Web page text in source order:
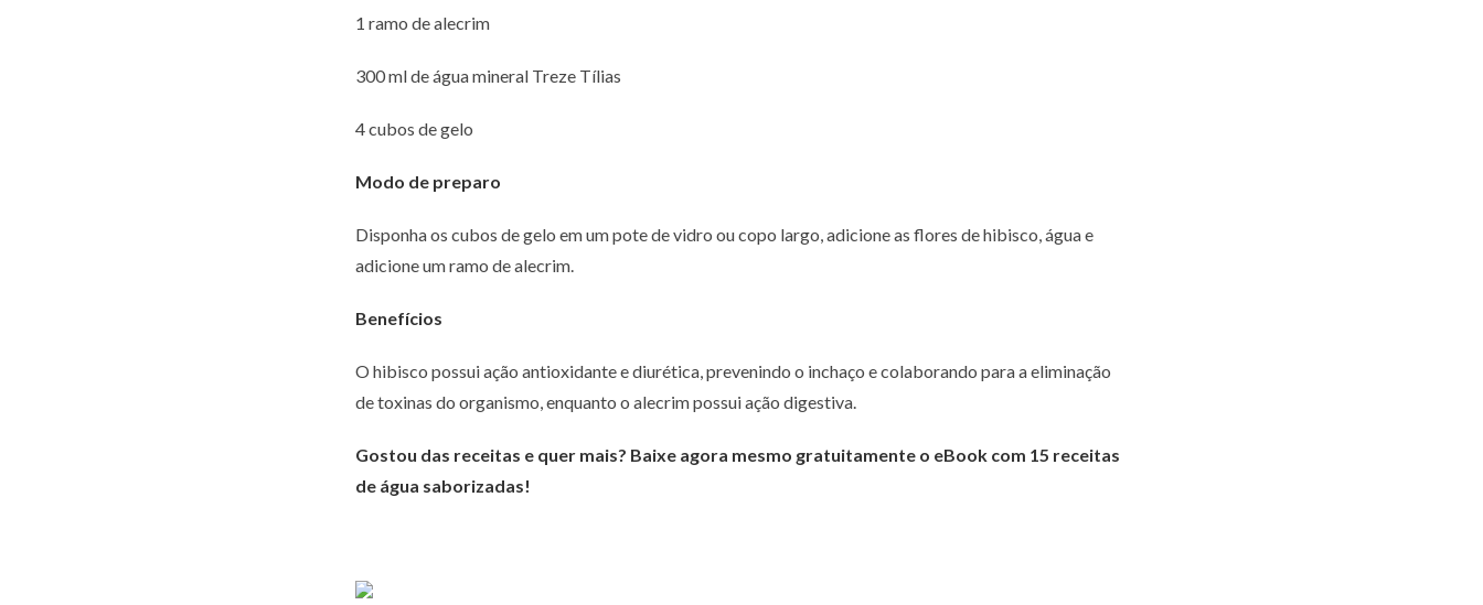
1 ramo de alecrim
300 ml de água mineral Treze Tílias
4 cubos de gelo
Modo de preparo
Disponha os cubos de gelo em um pote de vidro ou copo largo, adicione as flores de hibisco, água e
adicione um ramo de alecrim.
Benefícios
O hibisco possui ação antioxidante e diurética, prevenindo o inchaço e colaborando para a eliminação
de toxinas do organismo, enquanto o alecrim possui ação digestiva.
Gostou das receitas e quer mais? Baixe agora mesmo gratuitamente o eBook com 15 receitas
de água saborizadas!